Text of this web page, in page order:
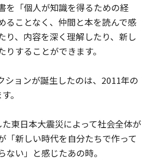
を「個人が知識を得るための経
ることなく、仲間と本を読んで感
り、内容を深く理解したり、新し
りすることができます。
ションが誕生したのは、2011年の
。
東日本大震災によって社会全体が
「新しい時代を自分たちで作って
ない」と感じたあの時。